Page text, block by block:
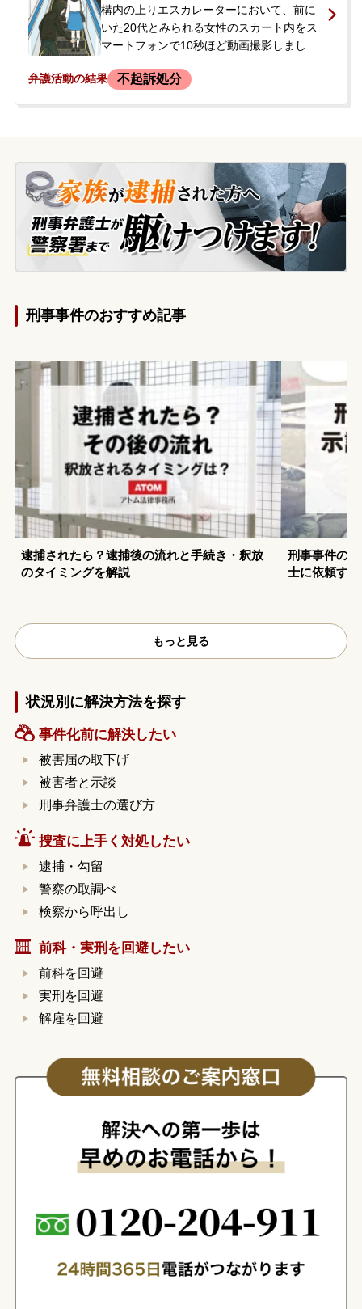
所に相談されました。
構内の上りエスカレーターにおいて、前に
いた20代とみられる女性のスカート内をス
マートフォンで10秒ほど動画撮影しまし
から逃走し、犯行に使ったスマートフォン
件化を恐れて相談に来られました。家族に
知られずに解決したいという強いご希望が
ありました。
弁護活動の結果 不起訴処分
刑事事件のおすすめ記事
逮捕されたら？逮捕後の流れと手続き・釈放
のタイミングを解説
刑事事件の
士に依頼す
もっと見る
状況別に解決方法を探す
事件化前に解決したい
被害届の取下げ
被害者と示談
刑事弁護士の選び方
捜査に上手く対処したい
逮捕・勾留
警察の取調べ
検察から呼出し
前科・実刑を回避したい
前科を回避
実刑を回避
解雇を回避